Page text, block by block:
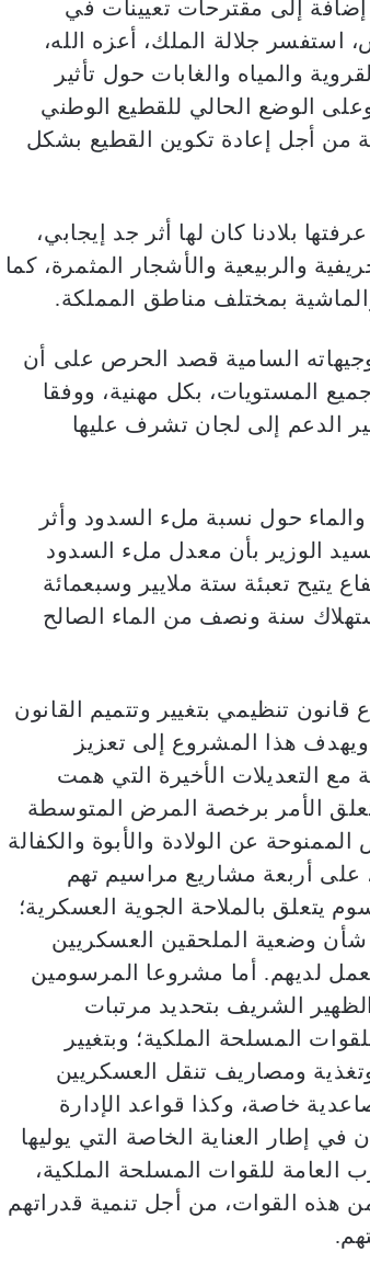
إضافة إلى مقترحات تعيينات في
استفسر جلالة الملك، أعزه الله،
والمياه والغابات حول تأثير
الوضع الحالي للقطيع الوطني
من أجل إعادة تكوين القطيع بشكل
بلادنا كان لها أثر جد إيجابي،
والربيعية والأشجار المثمرة، كما
بمختلف مناطق المملكة.
السامية قصد الحرص على أن
المستويات، بكل مهنية، ووفقا
الدعم إلى لجان تشرف عليها
حول نسبة ملء السدود وأثر
الوزير بأن معدل ملء السدود
الارتفاع يتيح تعبئة ستة ملايير وسبعمائة
سنة ونصف من الماء الصالح
تنظيمي بتغيير وتتميم القانون
ويهدف هذا المشروع إلى تعزيز
مع التعديلات الأخيرة التي همت
الأمر برخصة المرض المتوسطة
عن الولادة والأبوة والكفالة
على أربعة مشاريع مراسيم تهم
يتعلق بالملاحة الجوية العسكرية؛
وضعية الملحقين العسكريين
لديهم. أما مشروعا المرسومين
الشريف بتحديد مرتبات
المسلحة الملكية؛ وبتغيير
ومصاريف تنقل العسكريين
خاصة، وكذا قواعد الإدارة
إطار العناية الخاصة التي يوليها
العامة للقوات المسلحة الملكية،
هذه القوات، من أجل تنمية قدراتهم